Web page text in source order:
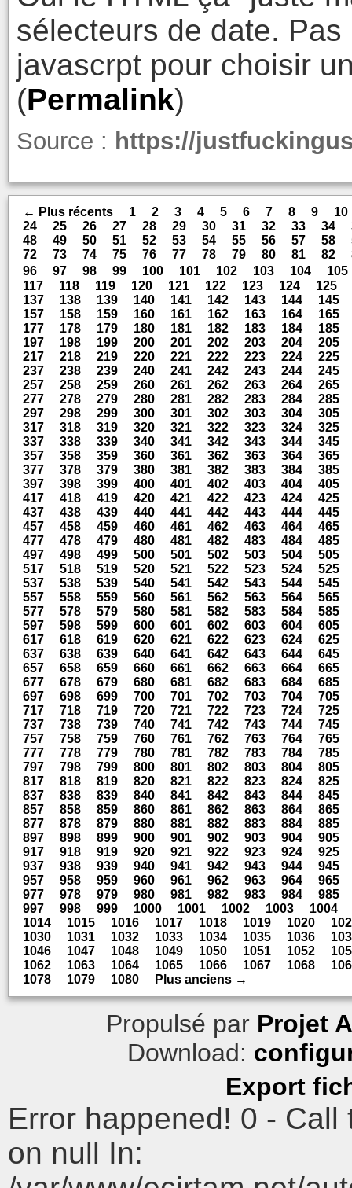
sélecteurs de date.
javascrpt pour choisir
(Permalink)
Source : https://
← Plus récents 1 2 3 4 5 6 7 8 9
10
24
25 26 27 28 29 30 31 32 33 34
48
49 50 51 52 53 54 55 56 57 58
72
73 74 75 76 77 78 79 80 81 82
96
97 98 99 100 101 102 103 104
105
117
118 119 120 121 122 123 124
125
137
138 139 140 141 142 143 144
145
157
158 159 160 161 162 163 164
165
177
178 179 180 181 182 183 184
185
197
198 199 200 201 202 203 204
205
217
218 219 220 221 222 223 224
225
237
238 239 240 241 242 243 244
245
257
258 259 260 261 262 263 264
265
277
278 279 280 281 282 283 284
285
297
298 299 300 301 302 303 304
305
317
318 319 320 321 322 323 324
325
337
338 339 340 341 342 343 344
345
357
358 359 360 361 362 363 364
365
377
378 379 380 381 382 383 384
385
397
398 399 400 401 402 403 404
405
417
418 419 420 421 422 423 424
425
437
438 439 440 441 442 443 444
445
457
458 459 460 461 462 463 464
465
477
478 479 480 481 482 483 484
485
497
498 499 500 501 502 503 504
505
517
518 519 520 521 522 523 524
525
537
538 539 540 541 542 543 544
545
557
558 559 560 561 562 563 564
565
577
578 579 580 581 582 583 584
585
597
598 599 600 601 602 603 604
605
617
618 619 620 621 622 623 624
625
637
638 639 640 641 642 643 644
645
657
658 659 660 661 662 663 664
665
677
678 679 680 681 682 683 684
685
697
698 699 700 701 702 703 704
705
717
718 719 720 721 722 723 724
725
737
738 739 740 741 742 743 744
745
757
758 759 760 761 762 763 764
765
777
778 779 780 781 782 783 784
785
797
798 799 800 801 802 803 804
805
817
818 819 820 821 822 823 824
825
837
838 839 840 841 842 843 844
845
857
858 859 860 861 862 863 864
865
877
878 879 880 881 882 883 884
885
897
898 899 900 901 902 903 904
905
917
918 919 920 921 922 923 924
925
937
938 939 940 941 942 943 944
945
957
958 959 960 961 962 963 964
965
977
978 979 980 981 982 983 984
985
997
998 999 1000 1001 1002 1003
1004
1014
1015 1016 1017 1018 1019 1020
1030
1031 1032 1033 1034 1035 1036
1046
1047 1048 1049 1050 1051 1052
1062
1063 1064 1065 1066 1067 1068
1078
1079 1080 Plus anciens →
Propulsé par Projet
Download:
Export
Error happened! 0 -
on null In: